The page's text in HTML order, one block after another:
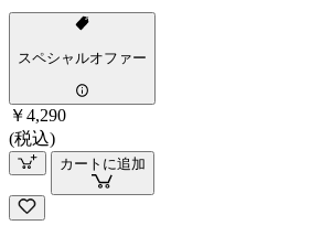
スペシャルオファー
￥4,290
(税込)
カートに追加